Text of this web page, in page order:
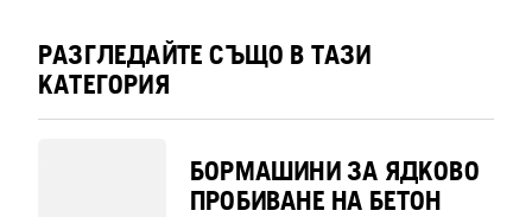
РАЗГЛЕДАЙТЕ СЪЩО В ТАЗИ
КАТЕГОРИЯ
БОРМАШИНИ ЗА ЯДКОВО
ПРОБИВАНЕ НА БЕТОН